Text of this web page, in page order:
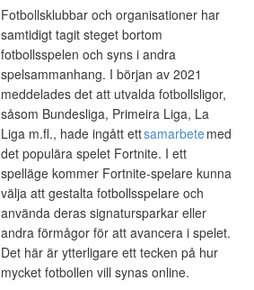
Fotbollsklubbar och organisationer har
samtidigt tagit steget bortom
fotbollsspelen och syns i andra
spelsammanhang. I början av 2021
meddelades det att utvalda fotbollsligor,
såsom Bundesliga, Primeira Liga, La
Liga m.fl., hade ingått ettsamarbetemed
det populära spelet Fortnite. I ett
spelläge kommer Fortnite-spelare kunna
välja att gestalta fotbollsspelare och
använda deras signatursparkar eller
andra förmågor för att avancera i spelet.
Det här är ytterligare ett tecken på hur
mycket fotbollen vill synas online.